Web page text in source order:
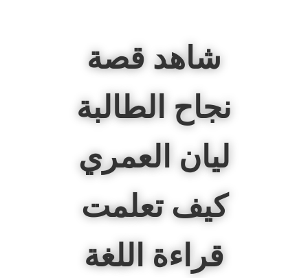
شاهد قصة
نجاح الطالبة
ليان العمري
كيف تعلمت
قراءة اللغة